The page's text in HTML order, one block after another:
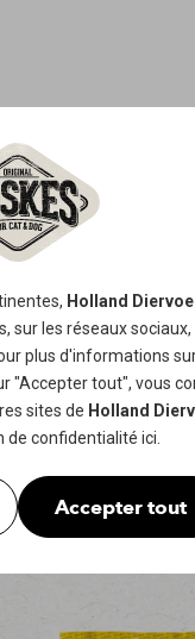
Holland
les réseaux
plus d'informations
"Accepter tout", vous
sites de Holland
de confidentialité ici.
Accepter tout
pour répondre